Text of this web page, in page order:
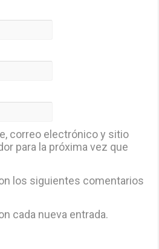
correo electrónico y sitio
para la próxima vez que
los siguientes comentarios
cada nueva entrada.